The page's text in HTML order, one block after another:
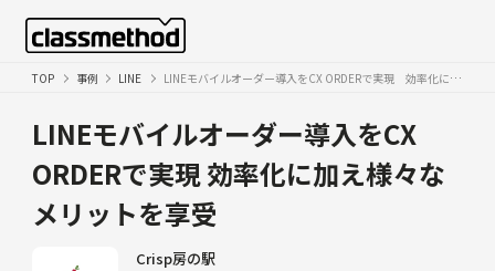
TOP 事例 LINE LINEモバイルオーダー導入をCX ORDERで実現 効率化に加え様々なメリットを享受
LINEモバイルオーダー導入をCX
ORDERで実現効率化に加え様々な
メリットを享受
Crisp房の駅